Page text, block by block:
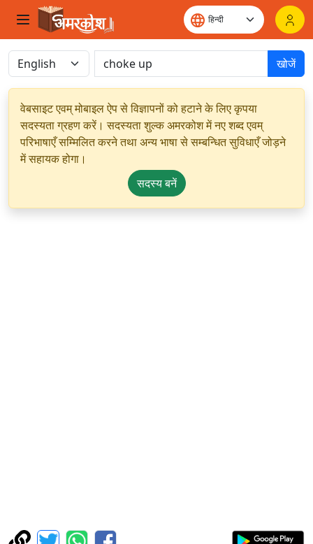
खोजें
वेबसाइट एवम् मोबाइल ऐप से विज्ञापनों को हटाने के लिए कृपया
सदस्यता ग्रहण करें। सदस्यता शुल्क अमरकोश में नए शब्द एवम्
परिभाषाएँ सम्मिलित करने तथा अन्य भाषा से सम्बन्धित सुविधाएँ जोड़ने
में सहायक होगा।
सदस्य बनें